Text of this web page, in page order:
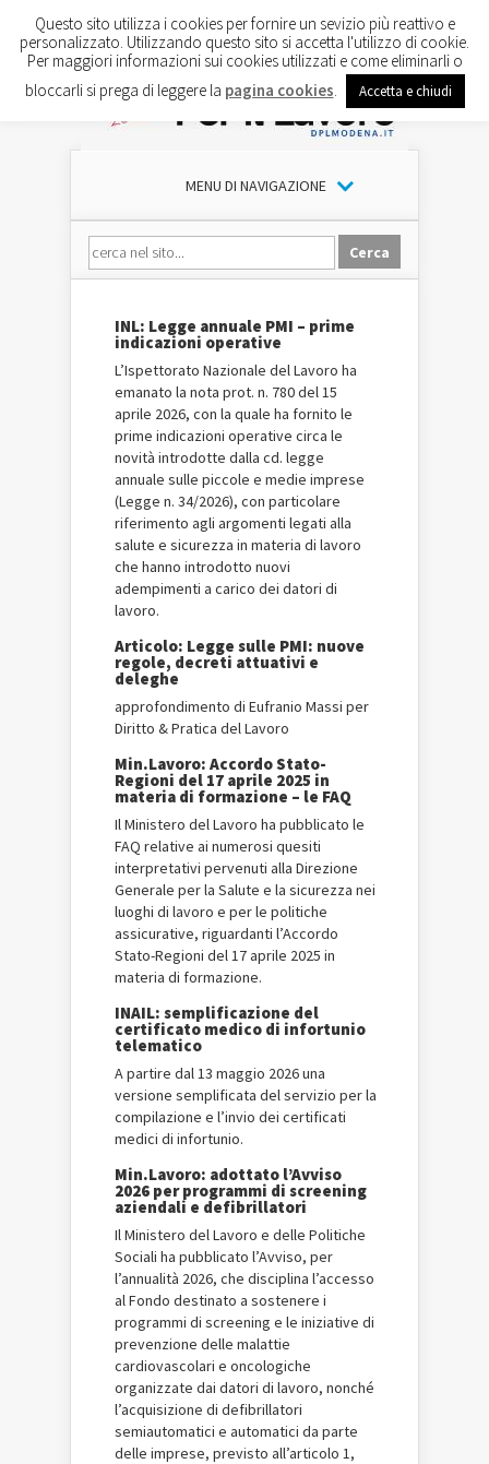
MENU DI NAVIGAZIONE
INL: Legge annuale PMI – prime
indicazioni operative
L’Ispettorato Nazionale del Lavoro ha
emanato la nota prot. n. 780 del 15
aprile 2026, con la quale ha fornito le
prime indicazioni operative circa le
novità introdotte dalla cd. legge
annuale sulle piccole e medie imprese
(Legge n. 34/2026), con particolare
riferimento agli argomenti legati alla
salute e sicurezza in materia di lavoro
che hanno introdotto nuovi
adempimenti a carico dei datori di
lavoro.
Articolo: Legge sulle PMI: nuove
regole, decreti attuativi e
deleghe
approfondimento di Eufranio Massi per
Diritto & Pratica del Lavoro
Min.Lavoro: Accordo Stato-
Regioni del 17 aprile 2025 in
materia di formazione – le FAQ
Il Ministero del Lavoro ha pubblicato le
FAQ relative ai numerosi quesiti
interpretativi pervenuti alla Direzione
Generale per la Salute e la sicurezza nei
luoghi di lavoro e per le politiche
assicurative, riguardanti l’Accordo
Stato-Regioni del 17 aprile 2025 in
materia di formazione.
INAIL: semplificazione del
certificato medico di infortunio
telematico
A partire dal 13 maggio 2026 una
versione semplificata del servizio per la
compilazione e l’invio dei certificati
medici di infortunio.
Min.Lavoro: adottato l’Avviso
2026 per programmi di screening
aziendali e defibrillatori
Il Ministero del Lavoro e delle Politiche
Sociali ha pubblicato l’Avviso, per
l’annualità 2026, che disciplina l’accesso
al Fondo destinato a sostenere i
programmi di screening e le iniziative di
prevenzione delle malattie
cardiovascolari e oncologiche
organizzate dai datori di lavoro, nonché
l’acquisizione di defibrillatori
semiautomatici e automatici da parte
delle imprese, previsto all’articolo 1,
Questo sito utilizza i cookies per fornire un sevizio più reattivo e
personalizzato. Utilizzando questo sito si accetta l'utilizzo di cookie.
Per maggiori informazioni sui cookies utilizzati e come eliminarli o
bloccarli si prega di leggere la pagina cookies Accetta e chiudi